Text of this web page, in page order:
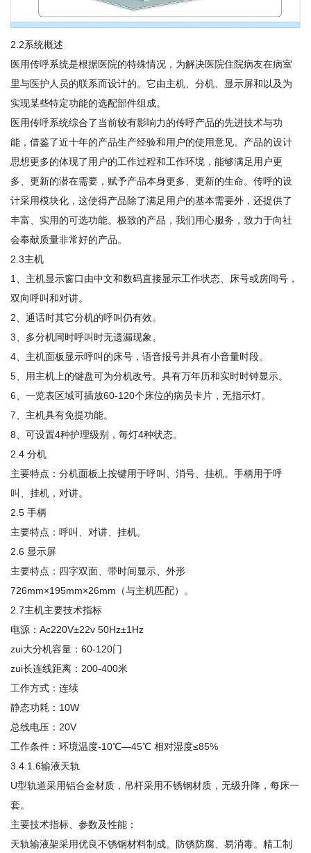
2.2系统概述
医用传呼系统是根据医院的特殊情况，为解决医院住院病友在病室
里与医护人员的联系而设计的。它由主机、分机、显示屏和以及为
实现某些特定功能的选配部件组成。
医用传呼系统综合了当前较有影响力的传呼产品的先进技术与功
能，借鉴了近十年的产品生产经验和用户的使用意见。产品的设计
思想更多的体现了用户的工作过程和工作环境，能够满足用户更
多、更新的潜在需要，赋予产品本身更多、更新的生命。传呼的设
计采用模块化，这使得产品除了满足用户的基本需要外，还提供了
丰富、实用的可选功能。极致的产品，我们用心服务，致力于向社
会奉献质量非常好的产品。
2.3主机
1、主机显示窗口由中文和数码直接显示工作状态、床号或房间号，
双向呼叫和对讲。
2、通话时其它分机的呼叫仍有效。
3、多分机同时呼叫时无遗漏现象。
4、主机面板显示呼叫的床号，语音报号并具有小音量时段。
5、用主机上的键盘可为分机改号。具有万年历和实时时钟显示。
6、一览表区域可插放60-120个床位的病员卡片，无指示灯。
7、主机具有免提功能。
8、可设置4种护理级别，毎灯4种状态。
2.4 分机
主要特点：分机面板上按键用于呼叫、消号、挂机。手柄用于呼
叫、挂机，对讲。
2.5 手柄
主要特点：呼叫、对讲、挂机。
2.6 显示屏
主要特点：四字双面、带时间显示、外形
726mm×195mm×26mm（与主机匹配）。
2.7主机主要技术指标
电源：Ac220V±22v 50Hz±1Hz
zui大分机容量：60-120门
zui长连线距离：200-400米
工作方式：连续
静态功耗：10W
总线电压：20V
工作条件：环境温度-10℃—45℃ 相对湿度≤85%
3.4.1.6输液天轨
U型轨道采用铝合金材质，吊杆采用不锈钢材质，无级升降，每床一
套。
主要技术指标、参数及性能：
天轨输液架采用优良不锈钢材料制成。防锈防腐、易消毒。精工制